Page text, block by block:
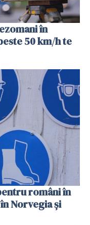
în
50 km/h te
români în
Norvegia și